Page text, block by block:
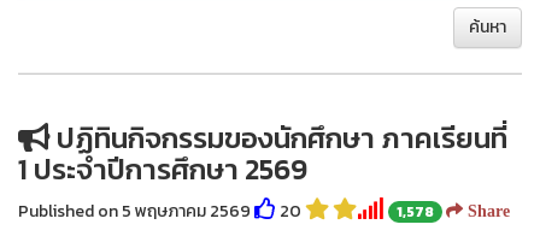
ค้นหา
ปฏิทินกิจกรรมของนักศึกษา ภาคเรียนที่
1 ประจำปีการศึกษา 2569
Published on 5 พฤษภาคม 2569 20 1,578 Share